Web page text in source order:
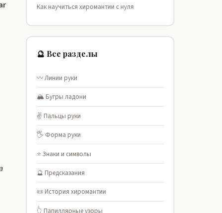
Как научиться хиромантии с нуля
🔮 Все разделы
〰️ Линии руки
🏔️ Бугры ладони
✌️ Пальцы руки
🖐️ Форма руки
⭐ Знаки и символы
🔮 Предсказания
📜 История хиромантии
👆 Папиллярные узоры